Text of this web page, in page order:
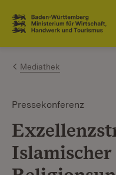
Zum Inhalt
Link zur Startseite
Mediathek
Pressekonferenz
Islamischer